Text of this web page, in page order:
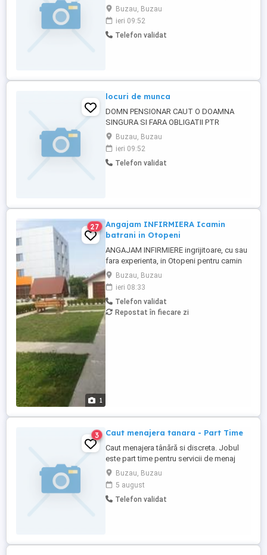
MENAJ IN SCHIMBUL POSIBILITĂȚII
CEDARII APARTAMENTULUI CU ACTE
LEGALE DE MOȘTENIRE
Buzau, Buzau
ieri 09:52
Telefon validat
locuri de munca
DOMN PENSIONAR CAUT O DOAMNA
SINGURA SI FARA OBLIGATII PTR
ÎNGRIJIRE ȘI MENAJ IN SCHIMBUL
POSIBILITĂȚII DE A RĂMÂNE ÎN
APARTAMENT CU ACTE LEGALE DE
MOȘTENIRE
Buzau, Buzau
ieri 09:52
Telefon validat
1
27
Angajam INFIRMIERA Icamin
batrani in Otopeni
ANGAJAM INFIRMIERE ingrijitoare, cu sau
fara experienta, in Otopeni pentru camin
de batrani privat, program intern sau in
ture, plata corecta si la timp, masa
asigurata, carte de munca. Acces usor cu
transport in comun. Posibilitate de cazare
pentru personal in conditii bune, daca
Buzau, Buzau
ieri 08:33
Telefon validat
Repostat în fiecare zi
3 Caut menajera tanara - Part Time
Caut menajera tânără si discreta. Jobul
este part time pentru servicii de menaj
usor de întreținere o data pe săptămână.
Asigur suport financiar consistent pe
termen lung!
Buzau, Buzau
5 august
Telefon validat